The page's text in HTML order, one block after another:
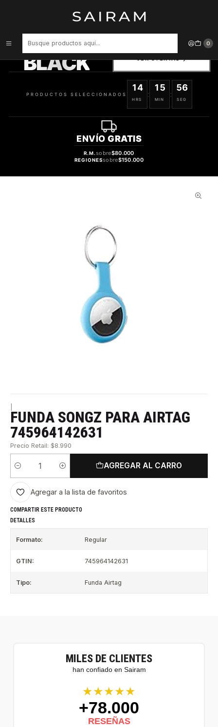
0
Funda Songz Para Airtag 745964142631
BLACK
SELECCIONADOS
PRODUCTOS SELECCIONADOS
14
HRS
:
15
MIN
:
55
SEG
ENVÍO GRATIS
R.M.sobre$80.000
REGIONESsobre$150.000
FUNDA SONGZ PARA AIRTAG
745964142631
Precio Retail: $8.990
Cantidad
AGREGAR AL CARRO
Agregar a la lista de favoritos
COMPARTIR ESTE PRODUCTO
DETALLES
Formato: Regular
GTIN: 745964142631
Tipo: Funda Airtag
MILES DE CLIENTES
han confiado en Sairam
★★★★★
+78.000
RESEÑAS